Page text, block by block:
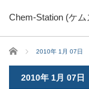
Chem-Station (ケム
ホーム 2010年 1月 07日
2010年 1月 07日